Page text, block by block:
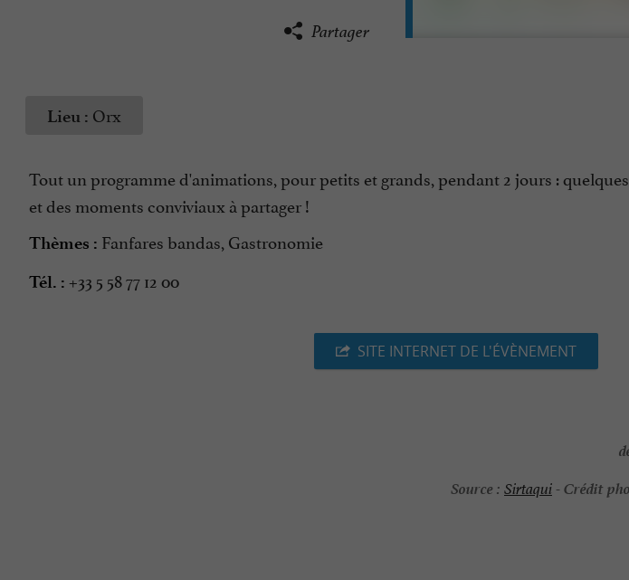
Partager
Lieu : Orx
Tout un programme d'animations, pour petits et grands, pendant 2 jours :
et des moments conviviaux à partager !
Thèmes : Fanfares bandas, Gastronomie
Tél. : +33 5 58 77 12 00
SITE INTERNET DE L'ÉVÈNEMENT
Source : Sirtaqui-Crédit